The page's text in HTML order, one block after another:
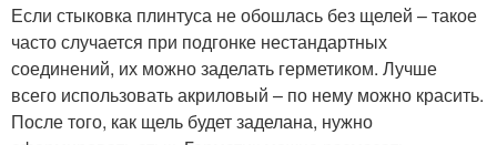
Если стыковка плинтуса не обошлась без щелей – такое
часто случается при подгонке нестандартных
соединений, их можно заделать герметиком. Лучше
всего использовать акриловый – по нему можно красить.
После того, как щель будет заделана, нужно